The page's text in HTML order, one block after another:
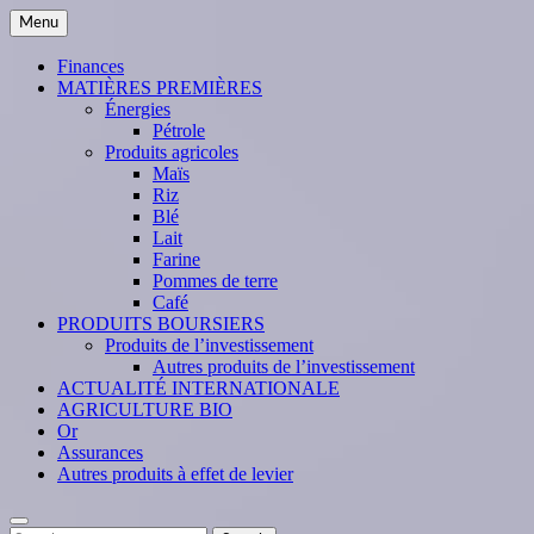
Skip
to
content
Menu
Finances
MATIÈRES PREMIÈRES
Énergies
Pétrole
Produits agricoles
Maïs
Riz
Blé
Lait
Farine
Pommes de terre
Café
PRODUITS BOURSIERS
Produits de l’investissement
Autres produits de l’investissement
ACTUALITÉ INTERNATIONALE
AGRICULTURE BIO
Or
Assurances
Autres produits à effet de levier
Search